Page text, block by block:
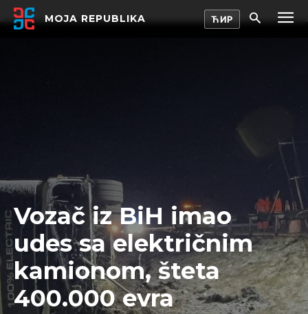
MOJA REPUBLIKA
Vozač iz BiH imao
udes sa električnim
kamionom, šteta
400.000 evra